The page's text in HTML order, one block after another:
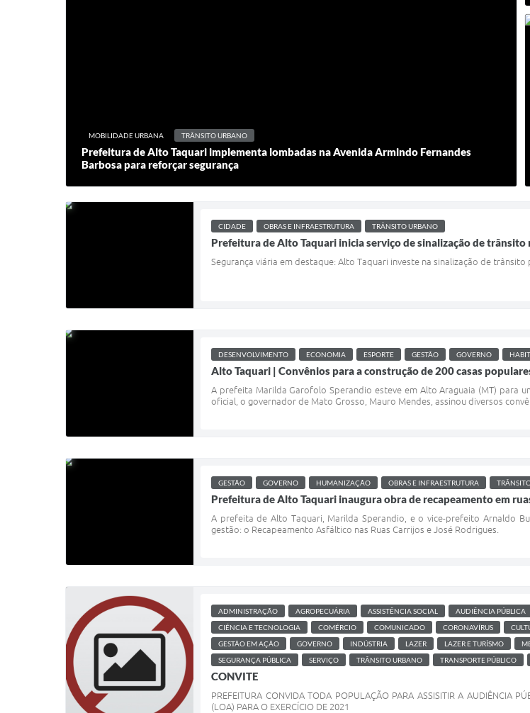
MOBILIDADE URBANA TRÂNSITO URBANO
Prefeitura de Alto Taquari implementa lombadas na Avenida Armindo Fernandes
Barbosa para reforçar segurança
CIDADE OBRAS E INFRAESTRUTURA TRÂNSITO URBANO
Prefeitura de Alto Taquari inicia serviço de sinalização de
Segurança viária em destaque: Alto Taquari investe na sinalização de
DESENVOLVIMENTO ECONOMIA ESPORTE GESTÃO GOVERNO
Alto Taquari | Convênios para a construção de 200 casas
A prefeita Marilda Garofolo Sperandio esteve em Alto Araguaia (MT) para
oficial, o governador de Mato Grosso, Mauro Mendes, assinou diversos
GESTÃO GOVERNO HUMANIZAÇÃO OBRAS E INFRAESTRUTURA
Prefeitura de Alto Taquari inaugura obra de recapeamento em
A prefeita de Alto Taquari, Marilda Sperandio, e o vice-prefeito Arnaldo
gestão: o Recapeamento Asfáltico nas Ruas Carrijos e José Rodrigues.
ADMINISTRAÇÃO AGROPECUÁRIA ASSISTÊNCIA SOCIAL AUDIÊNCIA PÚBLICA
CIÊNCIA E TECNOLOGIA
COMÉRCIO COMUNICADO CORONAVÍRUS
GESTÃO EM AÇÃO
GOVERNO INDÚSTRIA LAZER LAZER E TURÍSMO
SEGURANÇA PÚBLICA
SERVIÇO TRÂNSITO URBANO TRANSPORTE PÚBLICO
CONVITE
PREFEITURA CONVIDA TODA POPULAÇÃO PARA ASSISITIR A AUDIÊNCIA
(LOA) PARA O EXERCÍCIO DE 2021